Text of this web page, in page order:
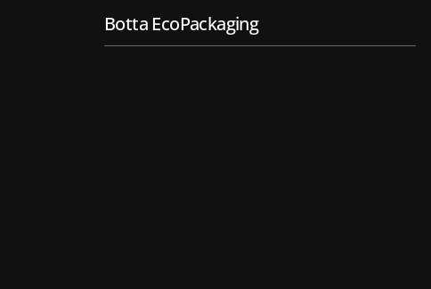
Botta EcoPackaging